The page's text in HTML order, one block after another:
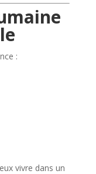
:
vivre dans un